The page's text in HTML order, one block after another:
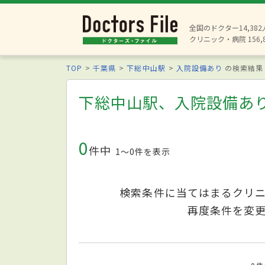
全国のドクター14,382
クリニック・病院
TOP 千葉県 下総中山駅 入院設備あり の検索結果
下総中山駅、入院設備あ
0件中 1〜0件を表示
検索条件に当てはまるクリ
再度条件を変